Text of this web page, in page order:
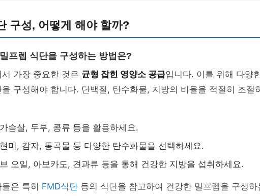
구성, 어떻게 해야 할까?
프렙 식단을 구성하는 방법은?
가장 중요한 것은 균형 잡힌 영양소 공급입니다. 이를 위해 다양
구성해야 합니다. 단백질, 탄수화물, 지방의 비율을 적절히 조절
슴살, 두부, 콩류 등을 활용하세요.
미, 감자, 통곡물 등 다양한 탄수화물을 선택하세요.
오일, 아보카도, 견과류 등을 통해 건강한 지방을 섭취하세요.
은 특히 FMD식단 등의 식단을 참고하여 건강한 밀프렙을 구성하